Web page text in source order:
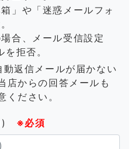
」や「迷惑メールフォ
合、メール受信設定
拒否。
返信メールが届かない
店からの回答メールも
ください。
) ※必須